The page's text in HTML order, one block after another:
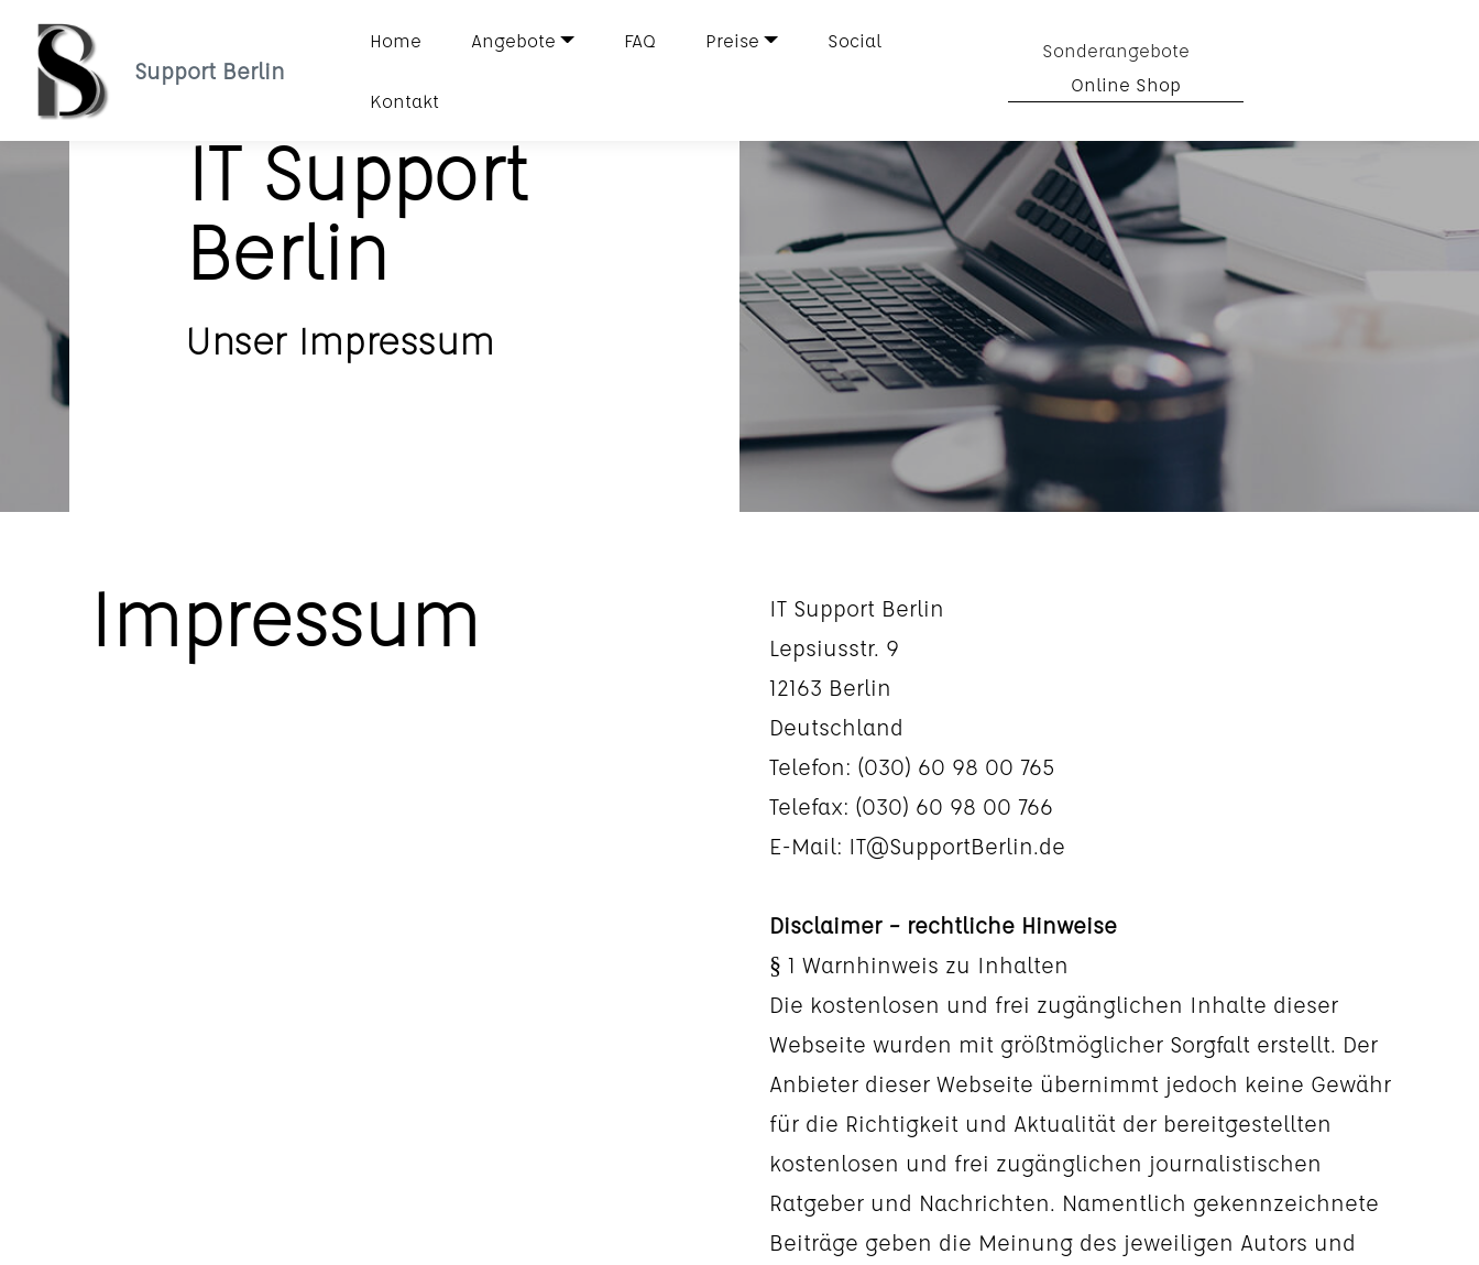
Support Berlin
Home Angebote FAQ Preise Social
Kontakt
Sonderangebote
Online Shop
IT Support
Berlin
Unser Impressum
Impressum
IT Support Berlin
Lepsiusstr. 9
12163 Berlin
Deutschland
Telefon: (030) 60 98 00 765
Telefax: (030) 60 98 00 766
E-Mail: IT@SupportBerlin.de
Disclaimer – rechtliche Hinweise
§ 1 Warnhinweis zu Inhalten
Die kostenlosen und frei zugänglichen Inhalte dieser
Webseite wurden mit größtmöglicher Sorgfalt erstellt. Der
Anbieter dieser Webseite übernimmt jedoch keine Gewähr
für die Richtigkeit und Aktualität der bereitgestellten
kostenlosen und frei zugänglichen journalistischen
Ratgeber und Nachrichten. Namentlich gekennzeichnete
Beiträge geben die Meinung des jeweiligen Autors und